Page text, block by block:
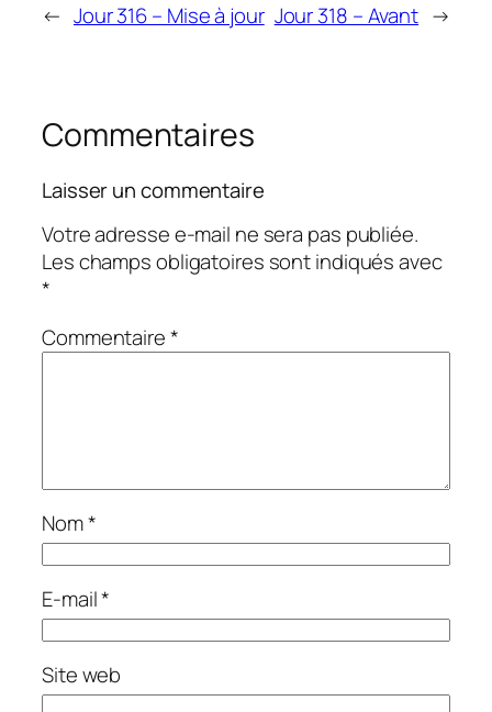
← Jour 316 – Mise à jour Jour 318 – Avant →
Commentaires
Laisser un commentaire
Votre adresse e-mail ne sera pas publiée.
Les champs obligatoires sont indiqués avec
*
Commentaire*
Nom*
E-mail*
Site web